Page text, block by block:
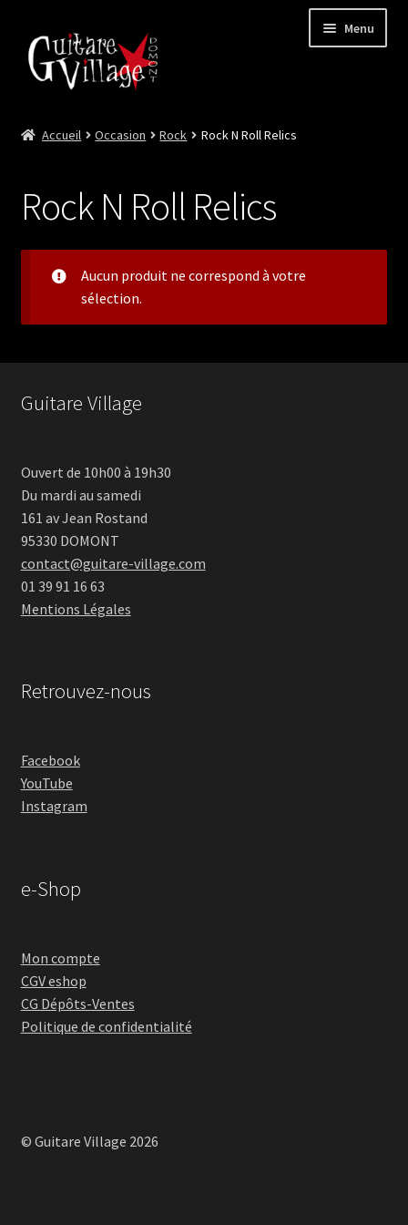
Menu
Lutherie et Artisanat
Les Videos
Accueil Occasion Rock Rock N Roll Relics
Rock N Roll Relics
Aucun produit ne correspond à votre
sélection.
Guitare Village
Ouvert de 10h00 à 19h30
Du mardi au samedi
161 av Jean Rostand
95330 DOMONT
contact@guitare-village.com
01 39 91 16 63
Mentions Légales
Retrouvez-nous
Facebook
YouTube
Instagram
e-Shop
Mon compte
CGV eshop
CG Dépôts-Ventes
Politique de confidentialité
© Guitare Village 2026